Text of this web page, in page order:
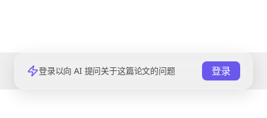
登录以向 AI 提问关于这篇论文的问题 登录